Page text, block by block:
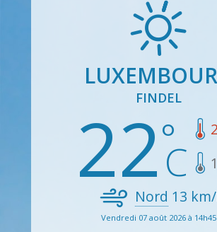
FINDEL
22
Nord 13
Vendredi 07 août 2026 à 14h45